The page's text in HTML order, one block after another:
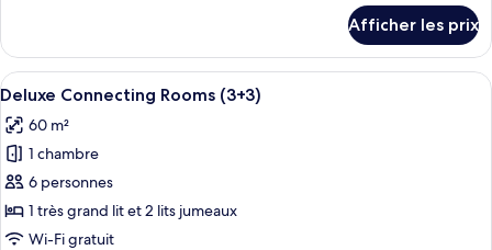
Rooms
Deluxe
Connecting
Rooms
Afficher les prix
Afficher
toutes
les
photos
pour
ce
type
Une chambre d’hôtel avec un grand
2
Deluxe Connecting Rooms (3+3)
60 m²
1 chambre
6 personnes
1 très grand lit et 2 lits jumeaux
Wi-Fi gratuit